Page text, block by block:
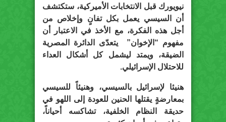
نيويورك قبل الانتخابات الأميركية، ستكتشف
أن السيسي يعمل بكل تفانٍ وإخلاص من
أجل هذه الفكرة، مع الأخذ في الاعتبار أن
مفهوم “الإخوان” يتعدّى الدائرة المصرية
الضيقة، ويمتد ليشمل كل أشكال العداء
للاحتلال الإسرائيلي.
هنيئا لإسرائيل بالسيسي، وهنيئاً للسيسي
بمعارضةٍ يقتلها الحنين للعودة إلى اللهو في
حديقة النظام الخلفية، تشاكسه أحياناً،